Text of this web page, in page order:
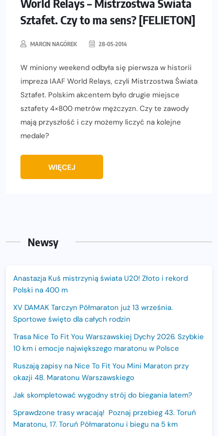
Sztafet. Czy to ma sens? [FELIETON]
MARCIN NAGÓREK 28-05-2014
W miniony weekend odbyła się pierwsza w historii
impreza IAAF World Relays, czyli Mistrzostwa Świata
Sztafet. Polskim akcentem było drugie miejsce
sztafety 4×800 metrów mężczyzn. Czy te zawody
mają przyszłość i czy możemy liczyć na kolejne
medale?
WIĘCEJ
Newsy
Anastazja Kuś mistrzynią świata U20! Złoto i rekord
Polski na 400 m
XV DAMAK Tarczyn Półmaraton już 13 września.
Sportowe święto dla całych rodzin
Trasa Nice To Fit You Warszawskiej Dychy 2026. Szybkie
10 km i emocje największego maratonu w Polsce
Ruszają zapisy na Nice To Fit You Mini Maraton przy
okazji 48. Maratonu Warszawskiego
Jak skompletować wygodny strój do biegania latem?
Sprawdzone trasy wracają! Poznaj przebieg 43. Toruń
Maratonu, 17. Toruń Półmaratonu i biegu na 5 km